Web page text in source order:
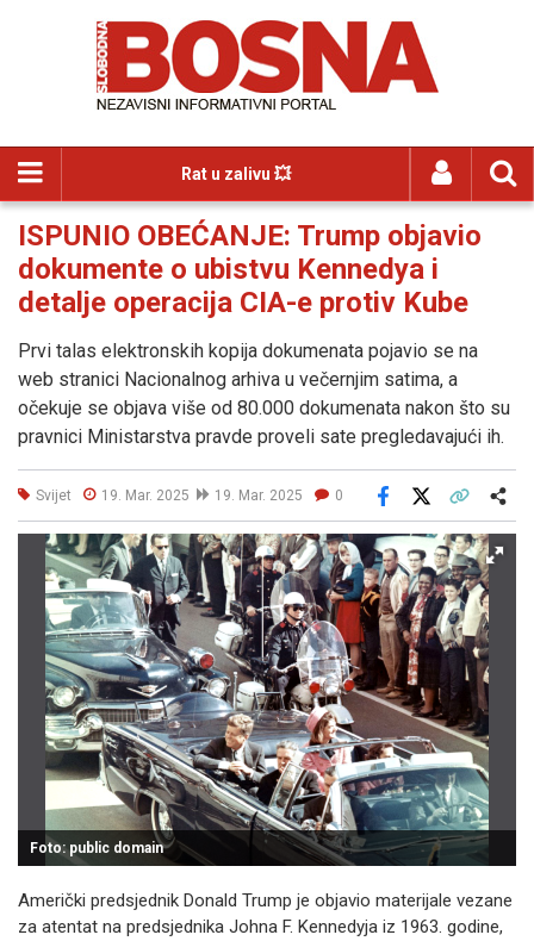
Rat u zalivu 💥
ISPUNIO OBEĆANJE: Trump objavio
dokumente o ubistvu Kennedya i
detalje operacija CIA-e protiv Kube
Prvi talas elektronskih kopija dokumenata pojavio se na
web stranici Nacionalnog arhiva u večernjim satima, a
očekuje se objava više od 80.000 dokumenata nakon što su
pravnici Ministarstva pravde proveli sate pregledavajući ih.
Svijet 19. Mar. 2025 19. Mar. 2025 0
Facebook
Foto: public domain
Američki predsjednik Donald Trump je objavio materijale vezane
za atentat na predsjednika Johna F. Kennedyja iz 1963. godine,